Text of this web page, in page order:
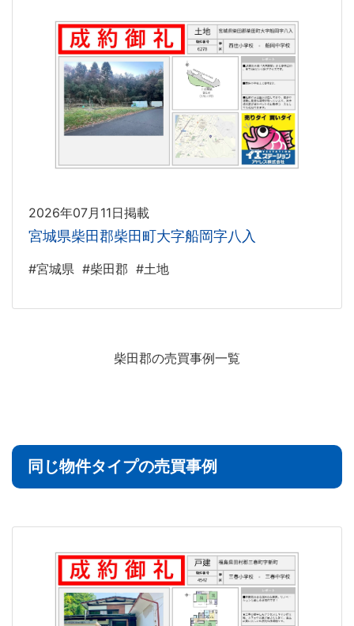
2026年07月11日掲載
宮城県柴田郡柴田町大字船岡字八入
#宮城県 #柴田郡 #土地
柴田郡の売買事例一覧
同じ物件タイプの売買事例